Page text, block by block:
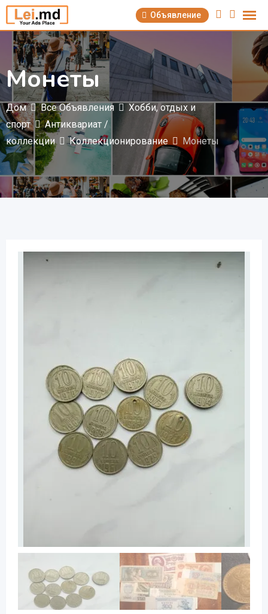
Перейти
содержимому
Объявление
Монеты
Дом Все Объявления
Хобби, отдых и
спорт
Антиквариат /
коллекции
Коллекционирование Монеты